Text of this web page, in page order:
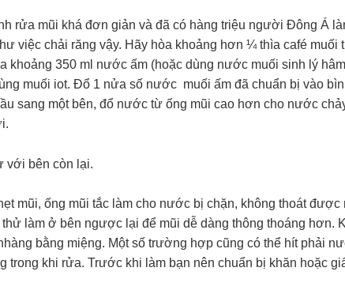
rửa mũi khá đơn giản và đã có hàng triệu người Đông Á
việc chải răng vậy. Hãy hòa khoảng hơn ¼ thìa café muối
khoảng 350 ml nước ấm (hoặc dùng nước muối sinh lý
muối iot. Đổ 1 nửa số nước muối ấm đã chuẩn bị vào
sang một bên, đổ nước từ ống mũi cao hơn cho nước
với bên còn lại.
mũi, ống mũi tắc làm cho nước bị chặn, không thoát được
thử làm ở bên ngược lại để mũi dễ dàng thông thoáng hơn.
bằng miệng. Một số trường hợp cũng có thể hít phải
trong khi rửa. Trước khi làm bạn nên chuẩn bị khăn hoặc